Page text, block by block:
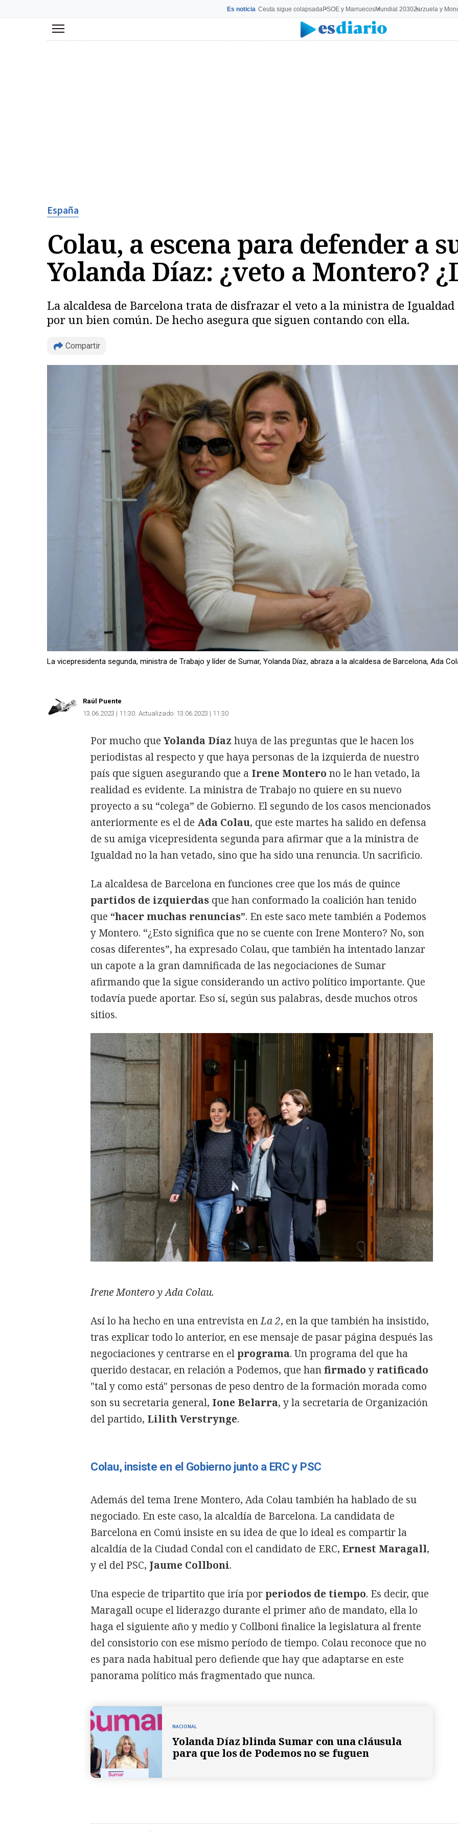
Es noticia Ceuta sigue colapsadaPSOE y MarruecosMundial 2030Zarzuela y
Menú
España
Colau, a escena para defender a
Yolanda Díaz: ¿veto a Montero?
La alcaldesa de Barcelona trata de disfrazar el veto a la ministra de
por un bien común. De hecho asegura que siguen contando con ella.
Compartir
La vicepresidenta segunda, ministra de Trabajo y líder de Sumar, Yolanda Díaz, abraza a la alcaldesa de Barcelona, Ada
Raúl Puente
13.06.2023 | 11:30 Actualizado: 13.06.2023 | 11:30
Por mucho que Yolanda Díaz huya de las preguntas que le hacen los
periodistas al respecto y que haya personas de la izquierda de nuestro
país que siguen asegurando que a Irene Montero no le han vetado, la
realidad es evidente. La ministra de Trabajo no quiere en su nuevo
proyecto a su “colega” de Gobierno. El segundo de los casos mencionados
anteriormente es el de Ada Colau, que este martes ha salido en defensa
de su amiga vicepresidenta segunda para afirmar que a la ministra de
Igualdad no la han vetado, sino que ha sido una renuncia. Un sacrificio.
La alcaldesa de Barcelona en funciones cree que los más de quince
partidos de izquierdas que han conformado la coalición han tenido
que “hacer muchas renuncias”. En este saco mete también a Podemos
y Montero. “¿Esto significa que no se cuente con Irene Montero? No, son
cosas diferentes”, ha expresado Colau, que también ha intentado lanzar
un capote a la gran damnificada de las negociaciones de Sumar
afirmando que la sigue considerando un activo político importante. Que
todavía puede aportar. Eso sí, según sus palabras, desde muchos otros
sitios.
Irene Montero y Ada Colau.
Así lo ha hecho en una entrevista enLa 2, en la que también ha insistido,
tras explicar todo lo anterior, en ese mensaje de pasar página después las
negociaciones y centrarse en el programa. Un programa del que ha
querido destacar, en relación a Podemos, que hanfirmado y ratificado
"tal y como está" personas de peso dentro de la formación morada como
son su secretaria general, Ione Belarra, y la secretaria de Organización
del partido, LilithVerstrynge.
Colau, insiste en el Gobierno junto a ERC y PSC
Además del tema Irene Montero, Ada Colau también ha hablado de su
negociado. En este caso, la alcaldía de Barcelona. La candidata de
Barcelona en Comú insiste en su idea de que lo ideal es compartir la
alcaldía de la Ciudad Condal con el candidato de ERC, Ernest Maragall,
y el del PSC, Jaume Collboni.
Una especie de tripartito que iría por periodos de tiempo. Es decir, que
Maragall ocupe el liderazgo durante el primer año de mandato, ella lo
haga el siguiente año y medio y Collboni finalice la legislatura al frente
del consistorio con ese mismo período de tiempo. Colau reconoce que no
es para nada habitual pero defiende que hay que adaptarse en este
panorama político más fragmentado que nunca.
NACIONAL
Yolanda Díaz blinda Sumar con una cláusula
para que los de Podemos no se fuguen